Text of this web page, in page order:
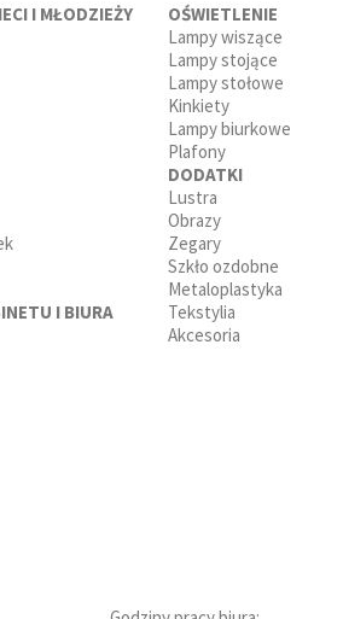
I MŁODZIEŻY
I BIURA
OŚWIETLENIE
Lampy wiszące
Lampy stojące
Lampy stołowe
Kinkiety
Lampy biurkowe
Plafony
DODATKI
Lustra
Obrazy
Zegary
Szkło ozdobne
Metaloplastyka
Tekstylia
Akcesoria